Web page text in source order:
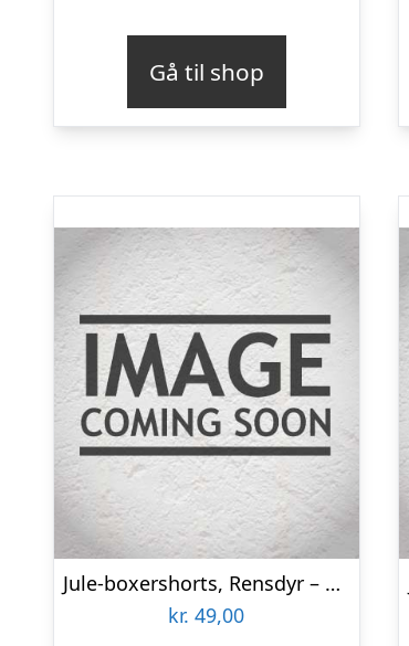
Gå til shop
Jule-boxershorts, Rensdyr – Medium
kr. 49,00